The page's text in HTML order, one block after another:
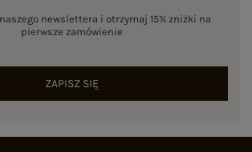
newslettera i otrzymaj 15% zniżki na
pierwsze zamówienie
ZAPISZ SIĘ